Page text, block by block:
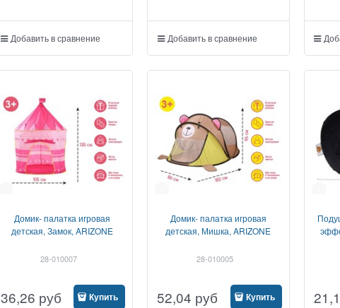
Добавить в сравнение Добавить в сравнение
Домик- палатка игровая
детская, Замок, ARIZONE
28-010007
36,26 руб Купить
Домик- палатка игровая
детская, Мишка, ARIZONE
28-010005
52,04 руб Купить